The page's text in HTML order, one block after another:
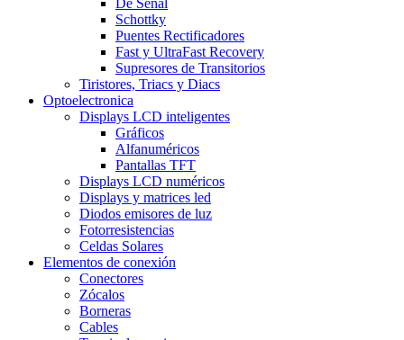
De Señal
Schottky
Puentes Rectificadores
Fast y UltraFast Recovery
Supresores de Transitorios
Tiristores, Triacs y Diacs
Optoelectronica
Displays LCD inteligentes
Gráficos
Alfanuméricos
Pantallas TFT
Displays LCD numéricos
Displays y matrices led
Diodos emisores de luz
Fotorresistencias
Celdas Solares
Elementos de conexión
Conectores
Zócalos
Borneras
Cables